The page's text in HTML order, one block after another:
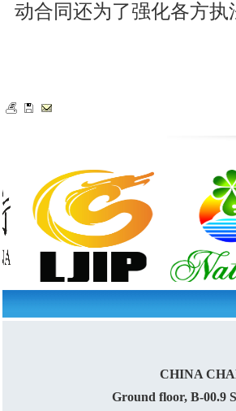
动合同还为了强化各方
CHINA
Ground floor, B-00.9